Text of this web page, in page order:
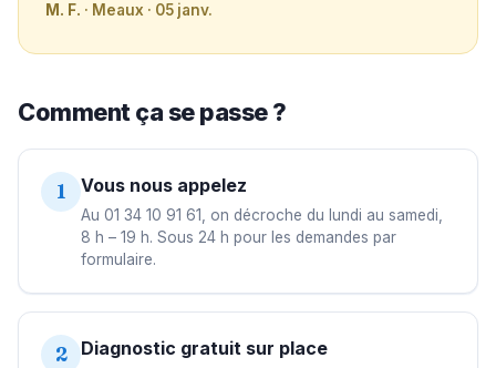
M. F. · Meaux · 05 janv.
Comment ça se passe ?
1 Vous nous appelez
Au 01 34 10 91 61, on décroche du lundi au samedi,
8 h – 19 h. Sous 24 h pour les demandes par
formulaire.
2 Diagnostic gratuit sur place